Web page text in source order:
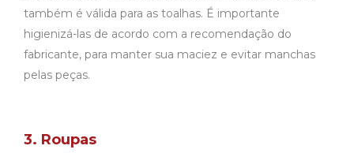
também é válida para as toalhas. É importante
higienizá-las de acordo com a recomendação do
fabricante, para manter sua maciez e evitar manchas
pelas peças.
3. Roupas